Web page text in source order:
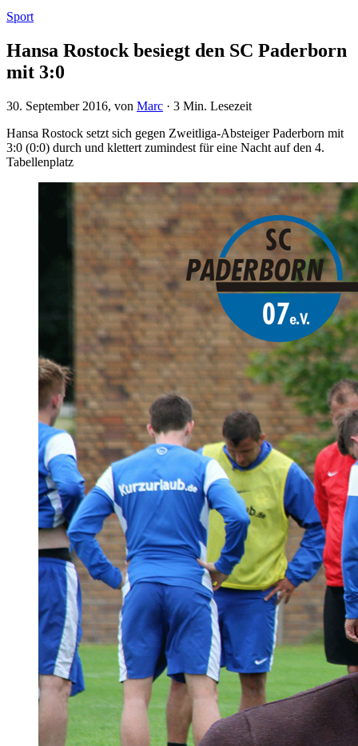
Sport
Hansa Rostock besiegt den SC Paderborn
mit 3:0
30. September 2016, von Marc · 3 Min. Lesezeit
Hansa Rostock setzt sich gegen Zweitliga-Absteiger Paderborn mit
3:0 (0:0) durch und klettert zumindest für eine Nacht auf den 4.
Tabellenplatz